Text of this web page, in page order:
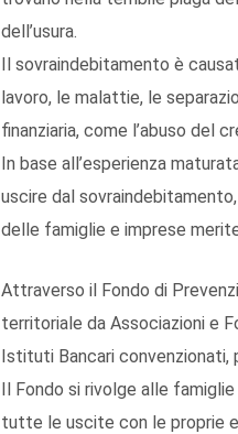
dell’usura.
Il sovraindebitamento è
lavoro, le malattie, le
finanziaria, come l’abuso del
In base all’esperienza
uscire dal
delle famiglie e imprese
Attraverso il Fondo di
territoriale da Associazioni e
Istituti Bancari convenzionati,
Il Fondo si rivolge alle
tutte le uscite con le proprie